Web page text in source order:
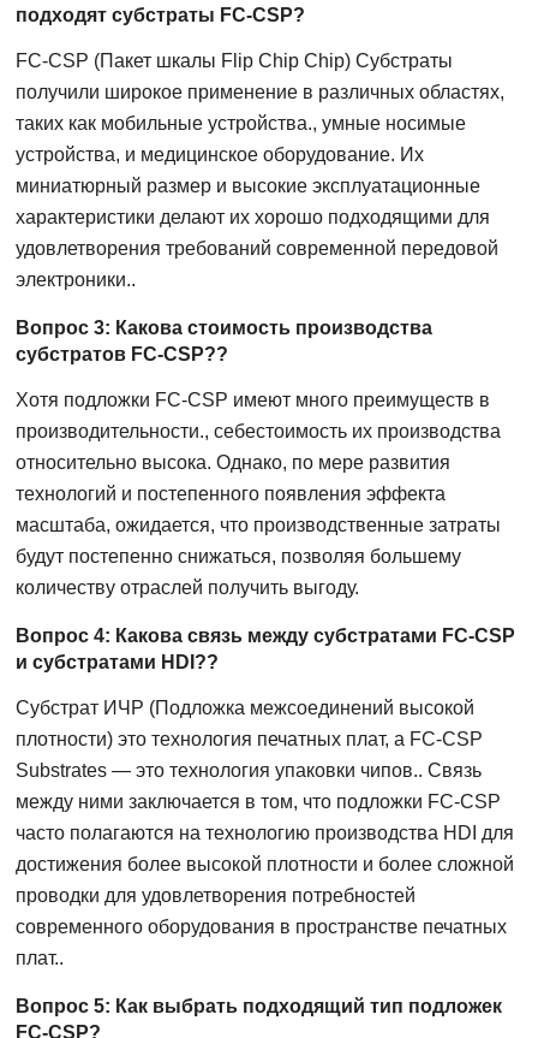
подходят субстраты FC-CSP?
FC-CSP (Пакет шкалы Flip Chip Chip) Субстраты
получили широкое применение в различных областях,
таких как мобильные устройства., умные носимые
устройства, и медицинское оборудование. Их
миниатюрный размер и высокие эксплуатационные
характеристики делают их хорошо подходящими для
удовлетворения требований современной передовой
электроники..
Вопрос 3: Какова стоимость производства
субстратов FC-CSP??
Хотя подложки FC-CSP имеют много преимуществ в
производительности., себестоимость их производства
относительно высока. Однако, по мере развития
технологий и постепенного появления эффекта
масштаба, ожидается, что производственные затраты
будут постепенно снижаться, позволяя большему
количеству отраслей получить выгоду.
Вопрос 4: Какова связь между субстратами FC-CSP
и субстратами HDI??
Субстрат ИЧР (Подложка межсоединений высокой
плотности) это технология печатных плат, а FC-CSP
Substrates — это технология упаковки чипов.. Связь
между ними заключается в том, что подложки FC-CSP
часто полагаются на технологию производства HDI для
достижения более высокой плотности и более сложной
проводки для удовлетворения потребностей
современного оборудования в пространстве печатных
плат..
Вопрос 5: Как выбрать подходящий тип подложек
FC-CSP?